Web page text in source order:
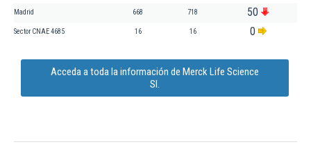
Madrid 668 718 50
Sector CNAE 4685 16 16 0
Acceda a toda la información de Merck Life Science
Sl.